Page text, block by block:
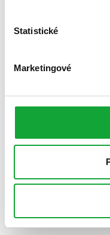
Statistické
Marketingové